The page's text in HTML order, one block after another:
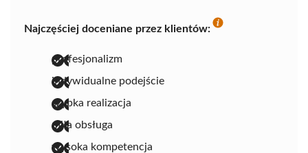
Najczęściej doceniane przez klientów:
profesjonalizm
indywidualne podejście
szybka realizacja
miła obsługa
wysoka kompetencja